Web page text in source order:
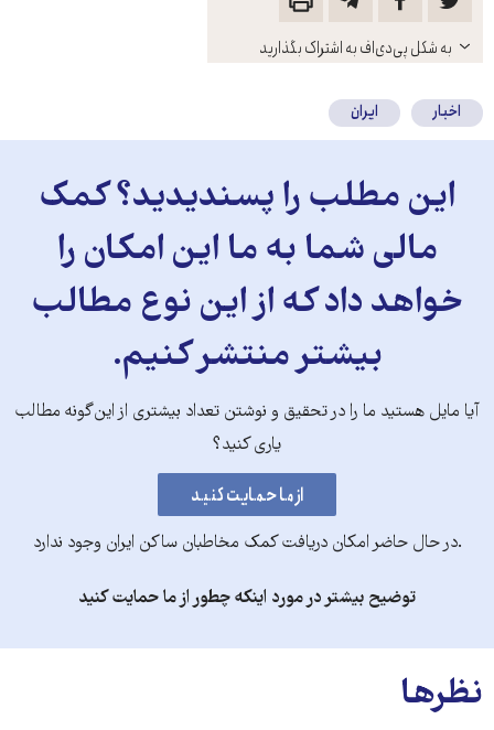
باز
کنید
به شکل پی‌دی‌اف به اشتراک بگذارید
اخبار ایران
این مطلب را پسندیدید؟ کمک
مالی شما به ما این امکان را
خواهد داد که از این نوع مطالب
بیشتر منتشر کنیم.
آیا مایل هستید ما را در تحقیق و نوشتن تعداد بیشتری از این‌گونه مطالب
یاری کنید؟
.در حال حاضر امکان دریافت کمک مخاطبان ساکن ایران وجود ندارد
توضیح بیشتر در مورد اینکه چطور از ما حمایت کنید
نظرها